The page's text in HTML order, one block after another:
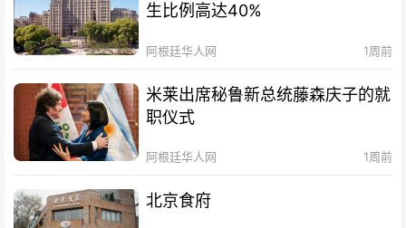
生比例高达40%
阿根廷华人网 1周前
米莱出席秘鲁新总统藤森庆子的就
职仪式
阿根廷华人网 1周前
北京食府